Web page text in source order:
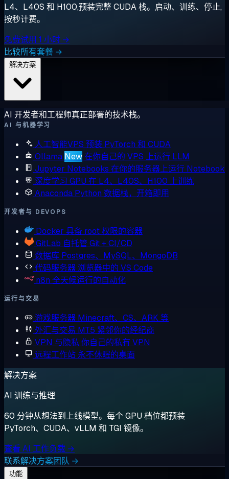
L4、L40S 和 H100,预装完整 CUDA 栈。启动、训练、停止,
按秒计费。
免费试用 1 小时 →
比较所有套餐 →
AI 开发者和工程师真正部署的技术栈。
AI 与机器学习
人工智能VPS 预装 PyTorch 和 CUDA
Ollama New在你自己的 VPS 上运行 LLM
Jupyter Notebooks 在你的服务器上运行 Notebook
深度学习 GPU 在 L4、L40S、H100 上训练
Anaconda Python 数据栈，开箱即用
开发者与 DEVOPS
Docker 具备 root 权限的容器
GitLab 自托管 Git + CI/CD
数据库 Postgres、MySQL、MongoDB
代码服务器 浏览器中的 VS Code
n8n 全天候运行的自动化
运行与交易
游戏服务器 Minecraft、CS、ARK 等
外汇与交易 MT5 紧邻你的经纪商
VPN 与隐私 你自己的私有 VPN
远程工作站 永不休眠的桌面
解决方案
AI 训练与推理
60 分钟从想法到上线模型。每个 GPU 档位都预装
PyTorch、CUDA、vLLM 和 TGI 镜像。
查看 AI 工作负载 →
联系解决方案团队 →